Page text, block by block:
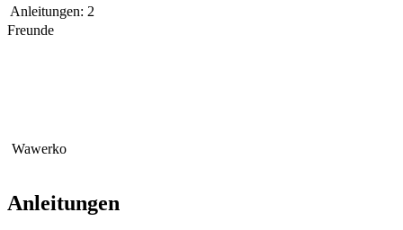
Anleitungen: 2
Freunde
Wawerko
Anleitungen